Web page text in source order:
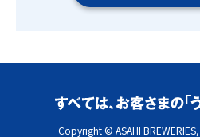
Copyright © ASAHI